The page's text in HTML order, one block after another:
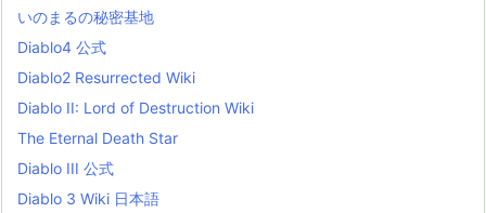
i
s
t
いのまるの秘密基地
Diablo4 公式
Diablo2 Resurrected Wiki
Diablo II: Lord of Destruction Wiki
The Eternal Death Star
Diablo III 公式
Diablo 3 Wiki 日本語